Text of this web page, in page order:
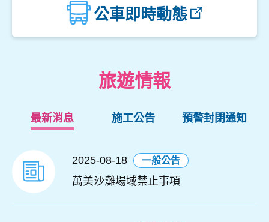
中角灣停車場公車即時動態
旅遊情報
最新消息
2025-08-18 一般公告
萬美沙灘場域禁止事項
施工公告 預警封閉通知